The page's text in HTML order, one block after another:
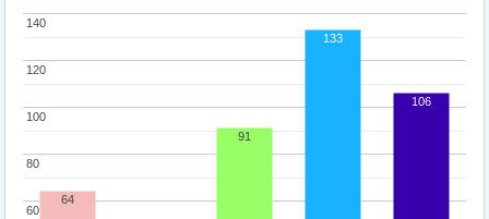
60
60
80
80
100
100
120
120
140
140
64
91
133
106